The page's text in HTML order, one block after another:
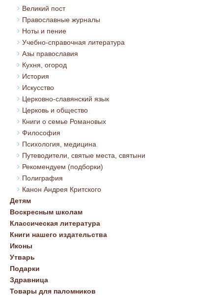
Великий пост
Православные журналы
Ноты и пение
Учебно-справочная литература
Азы православия
Кухня, огород
История
Искусство
Церковно-славянский язык
Церковь и общество
Книги о семье Романовых
Философия
Психология, медицина
Путеводители, святые места, святыни
Рекомендуем (подборки)
Полиграфия
Канон Андрея Критского
Детям
Воскресным школам
Классическая литература
Книги нашего издательства
Иконы
Утварь
Подарки
Здравница
Товары для паломников